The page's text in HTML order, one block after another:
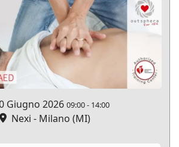
Giugno 2026 09:00- 14:00
Nexi - Milano (MI)